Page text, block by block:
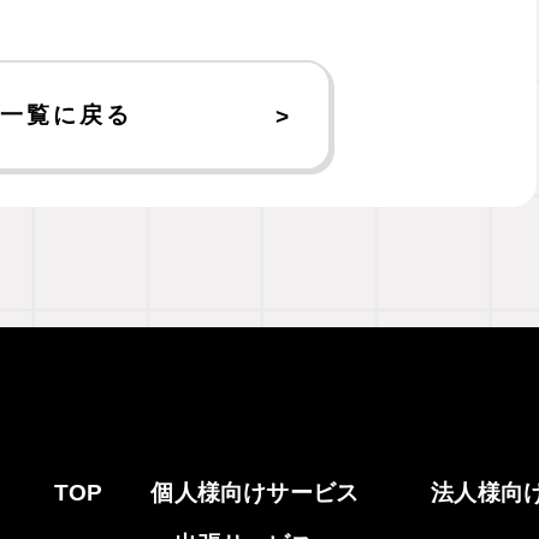
一覧に戻る
TOP 個人様向けサービス 法人様向